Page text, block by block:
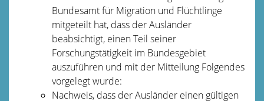
Bundesamt für Migration und Flüchtlinge
mitgeteilt hat, dass der Ausländer
beabsichtigt, einen Teil seiner
Forschungstätigkeit im Bundesgebiet
auszuführen und mit der Mitteilung Folgendes
vorgelegt wurde:
Nachweis, dass der Ausländer einen gültigen